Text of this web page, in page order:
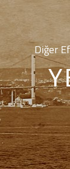
Diğer